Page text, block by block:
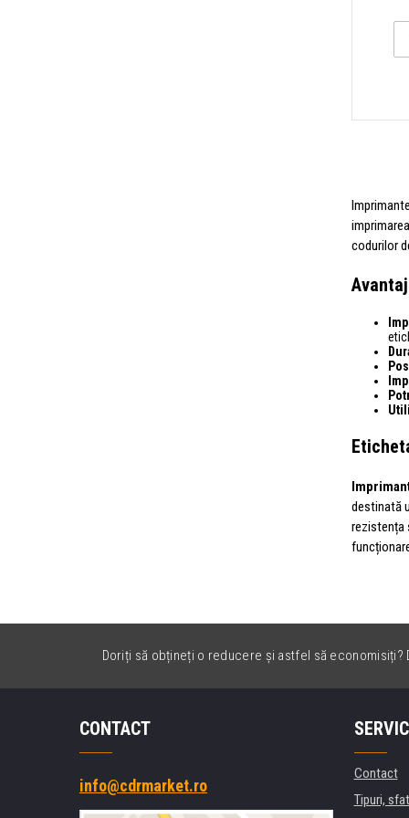
codurilor
destinată
rezistența
Doriți să obțineți o reducere și astfel să
CONTACT
info@cdrmarket.ro
Contact
Tipuri,